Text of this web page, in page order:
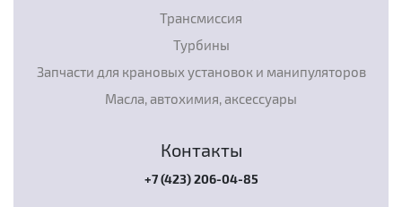
Трансмиссия
Турбины
Запчасти для крановых установок и манипуляторов
Масла, автохимия, аксессуары
Контакты
+7 (423) 206-04-85